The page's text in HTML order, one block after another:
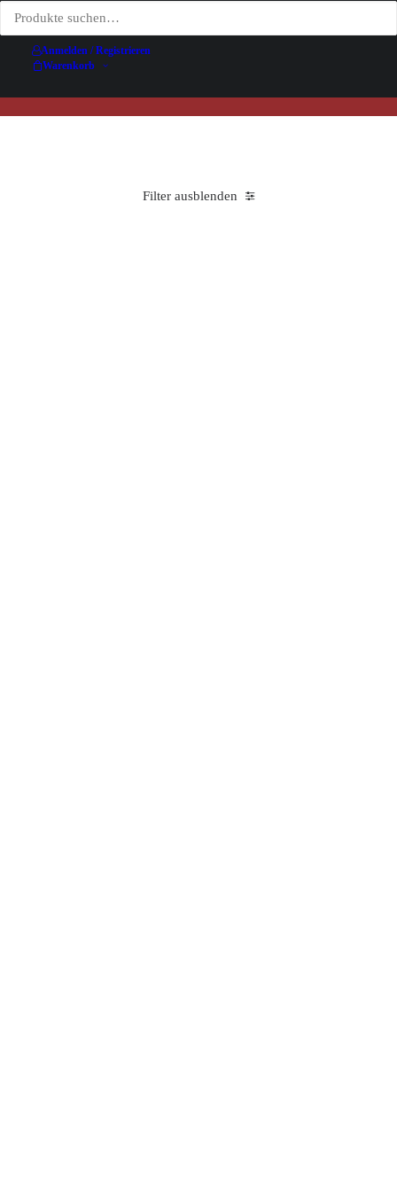
Anmelden / Registrieren
Warenkorb
Connu pour ses fonds jaunes et ses figures
féminines éclatantes de vie, il façonne la
lithographie publicitaire française et aujourd’hui
encore est un symbole de cette dernière.
Filter ausblenden